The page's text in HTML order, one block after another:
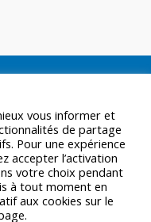
vous informer et
de partage
Pour une expérience
accepter l’activation
votre choix pendant
à tout moment en
aux cookies sur le